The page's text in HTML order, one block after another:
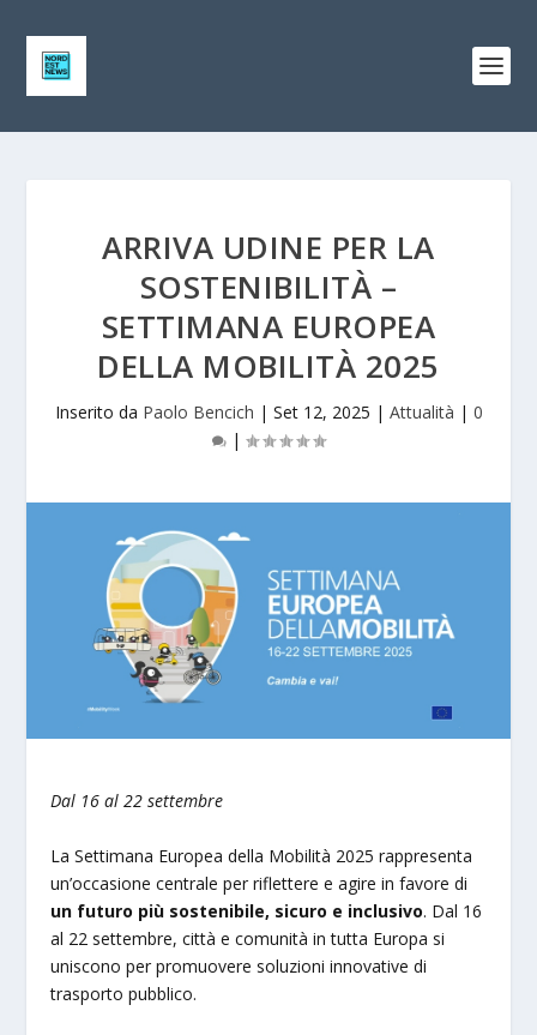
ARRIVA UDINE PER LA
SOSTENIBILITÀ –
SETTIMANA EUROPEA
DELLA MOBILITÀ 2025
Inserito da Paolo Bencich | Set 12, 2025 | Attualità | 0
|
Dal 16 al 22 settembre
La Settimana Europea della Mobilità 2025 rappresenta
un’occasione centrale per riflettere e agire in favore di
un futuro più sostenibile, sicuro e inclusivo. Dal 16
al 22 settembre, città e comunità in tutta Europa si
uniscono per promuovere soluzioni innovative di
trasporto pubblico.